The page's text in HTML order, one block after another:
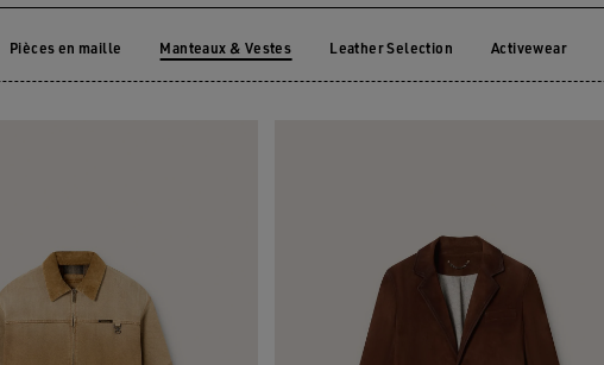
Pièces en maille Manteaux & Vestes
Manteaux & Vestes
Leather Selection Activewear